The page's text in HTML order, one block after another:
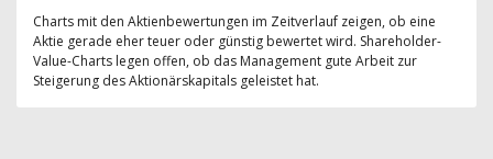
Charts mit den Aktienbewertungen im Zeitverlauf zeigen, ob eine
Aktie gerade eher teuer oder günstig bewertet wird. Shareholder-
Value-Charts legen offen, ob das Management gute Arbeit zur
Steigerung des Aktionärskapitals geleistet hat.